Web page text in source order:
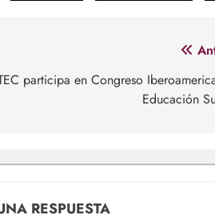
participa en Congreso
Educación
RESPUESTA